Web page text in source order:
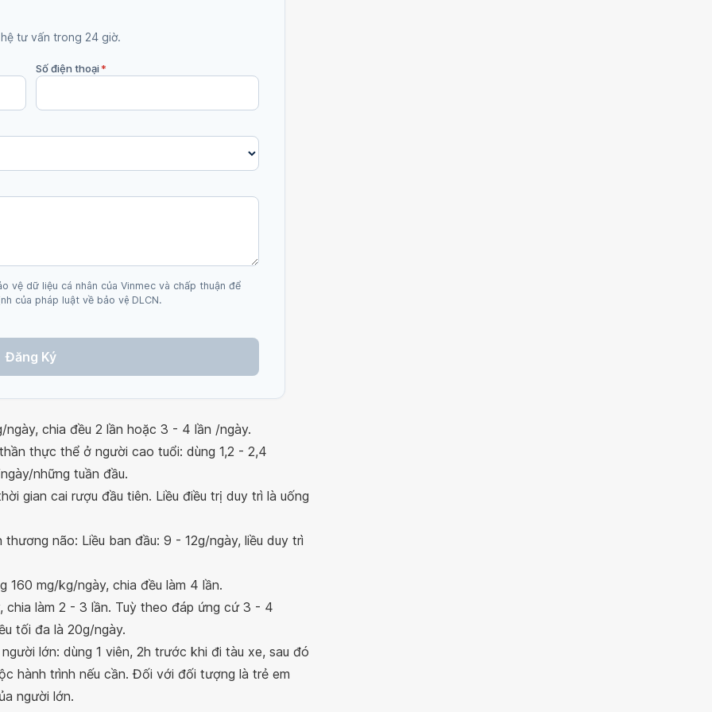
tư vấn trong 24 giờ.
Số điện thoại*
vệ dữ liệu cá nhân của Vinmec và chấp thuận để
của pháp luật về bảo vệ DLCN.
Đăng Ký
chia đều 2 lần hoặc 3 - 4 lần /ngày.
thực thể ở người cao tuổi: dùng 1,2 - 2,4
những tuần đầu.
gian cai rượu đầu tiên. Liều điều trị duy trì là uống
não: Liều ban đầu: 9 - 12g/ngày, liều duy trì
160 mg/kg/ngày, chia đều làm 4 lần.
chia làm 2 - 3 lần. Tuỳ theo đáp ứng cứ 3 - 4
tối đa là 20g/ngày.
lớn: dùng 1 viên, 2h trước khi đi tàu xe, sau đó
hành trình nếu cần. Đối với đối tượng là trẻ em
người lớn.